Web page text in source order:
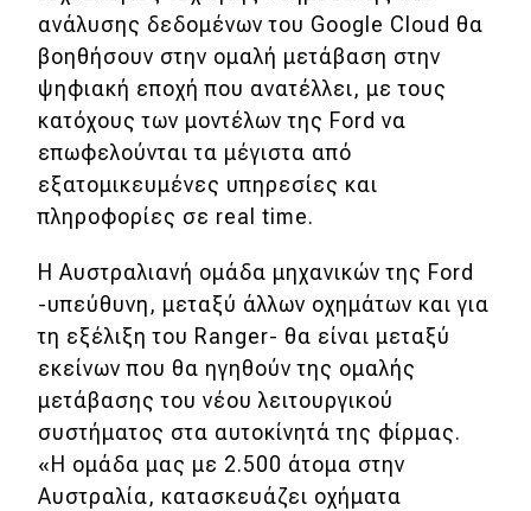
Νέα
Παρουσιάσεις
DRIVE Away
MOTO
Μεταχειρισμένο
Οδηγός αγοράς
Συμβουλές
Χρηστικά
ανάλυσης δεδομένων του Google Cloud θα
βοηθήσουν στην ομαλή μετάβαση στην
ψηφιακή εποχή που ανατέλλει, με τους
κατόχους των μοντέλων της Ford να
επωφελούνται τα μέγιστα από
εξατομικευμένες υπηρεσίες και
πληροφορίες σε real time.
Η Αυστραλιανή ομάδα μηχανικών της Ford
-υπεύθυνη, μεταξύ άλλων οχημάτων και για
τη εξέλιξη του Ranger- θα είναι μεταξύ
εκείνων που θα ηγηθούν της ομαλής
μετάβασης του νέου λειτουργικού
συστήματος στα αυτοκίνητά της φίρμας.
«Η ομάδα μας με 2.500 άτομα στην
Αυστραλία, κατασκευάζει οχήματα